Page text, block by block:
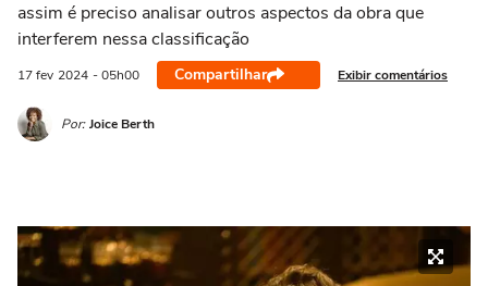
assim é preciso analisar outros aspectos da obra que
interferem nessa classificação
17 fev 2024 - 05h00 Compartilhar Exibir comentários
Por: Joice Berth